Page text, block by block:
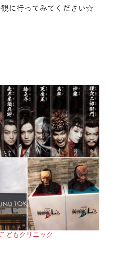
観に行ってみてください☆
どもクリニック